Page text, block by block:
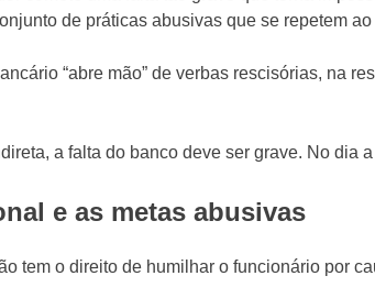
de práticas abusivas que se repetem
“abre mão” de verbas rescisórias, na
a falta do banco deve ser grave. No
e as metas abusivas
tem o direito de humilhar o funcionário por